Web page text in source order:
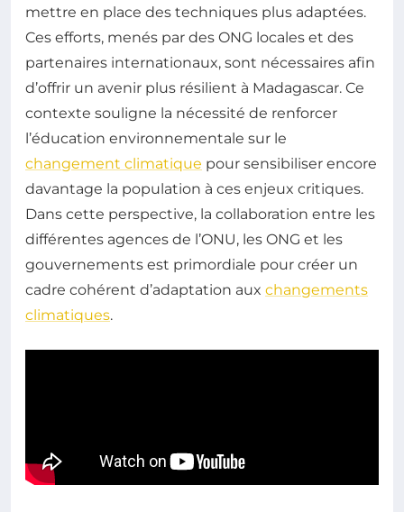
mettre en place des techniques plus adaptées.
Ces efforts, menés par des ONG locales et des
partenaires internationaux, sont nécessaires afin
d’offrir un avenir plus résilient à Madagascar. Ce
contexte souligne la nécessité de renforcer
l’éducation environnementale sur le
changement climatique pour sensibiliser encore
davantage la population à ces enjeux critiques.
Dans cette perspective, la collaboration entre les
différentes agences de l’ONU, les ONG et les
gouvernements est primordiale pour créer un
cadre cohérent d’adaptation aux changements
climatiques.